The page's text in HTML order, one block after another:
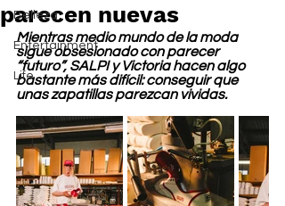
Belleza
Entertainment
Life
parecen nuevas
Mientras medio mundo de la moda
sigue obsesionado con parecer
“futuro”, SALPI y Victoria hacen algo
bastante más difícil: conseguir que
unas zapatillas parezcan vividas.